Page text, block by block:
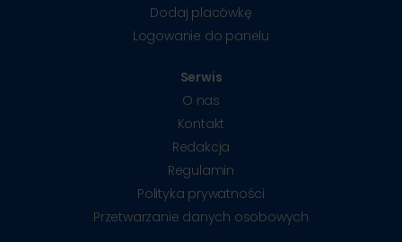
Dodaj placówkę
Logowanie do panelu
Serwis
O nas
Kontakt
Redakcja
Regulamin
Polityka prywatności
Przetwarzanie danych osobowych